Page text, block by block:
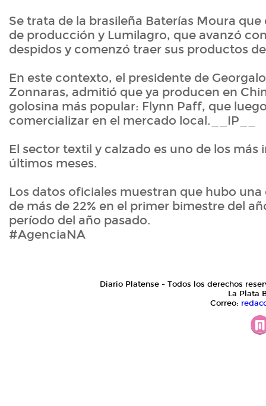
Se trata de la brasileña Baterías Moura que
de producción y Lumilagro, que avanzó
despidos y comenzó traer sus productos
En este contexto, el presidente de
Zonnaras, admitió que ya producen en
golosina más popular: Flynn Paff, que
comercializar en el mercado local.__IP__
El sector textil y calzado es uno de los más
últimos meses.
Los datos oficiales muestran que hubo
de más de 22% en el primer bimestre del
período del año pasado.
#AgenciaNA
Diario Platense - Todos los derechos
La Plata
Correo: